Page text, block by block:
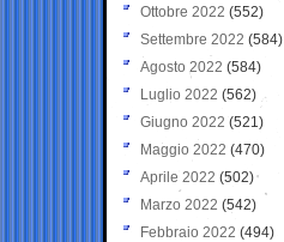
Ottobre 2022 (552)
Settembre 2022 (584)
Agosto 2022 (584)
Luglio 2022 (562)
Giugno 2022 (521)
Maggio 2022 (470)
Aprile 2022 (502)
Marzo 2022 (542)
Febbraio 2022 (494)